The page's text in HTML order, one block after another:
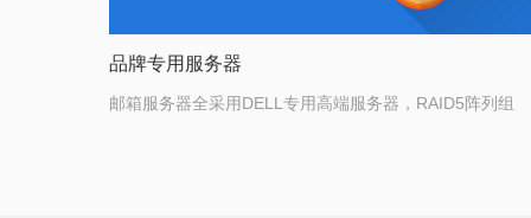
品牌专用服务器
邮箱服务器全采用DELL专用高端服务器，RAID5阵列组